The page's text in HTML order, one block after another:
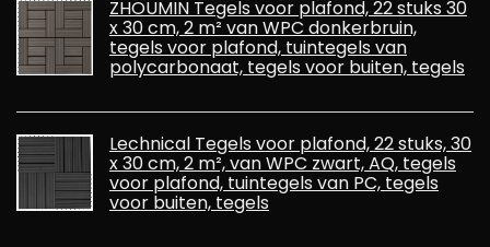
ZHOUMIN Tegels voor plafond, 22 stuks 30
x 30 cm, 2 m² van WPC donkerbruin,
tegels voor plafond, tuintegels van
polycarbonaat, tegels voor buiten, tegels
Lechnical Tegels voor plafond, 22 stuks, 30
x 30 cm, 2 m², van WPC zwart, AQ, tegels
voor plafond, tuintegels van PC, tegels
voor buiten, tegels